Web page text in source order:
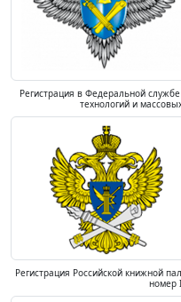
Регистрация в Федеральной
технологий и
Регистрация Российской книжной
номер